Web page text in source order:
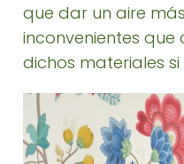
que dar un aire
inconvenientes que
dichos materiales